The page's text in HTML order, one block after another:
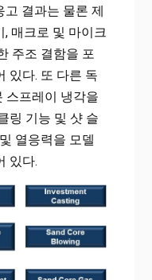
결과는 물론 제
, 매크로 및 마이크
주조 결함을 포
있다. 또 다른 독
스프레이 냉각을
링 기능 및 샷 슬
열응력을 모델
있다.